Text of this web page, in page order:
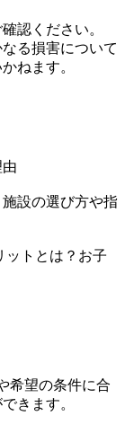
認ください。
る損害について
ねます。
設の選び方や指
ットとは？お子
希望の条件に合
きます。